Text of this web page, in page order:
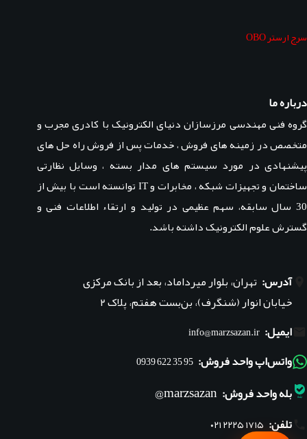
سرج ارستر OBO
درباره ما
گروه فنی مهندسی مرزسازان دنیای الکترونیک با کادری مجرب و
متخصص در زمینه های فروش ، خدمات پس از فروش راه حل های
پیشنهادی در مورد سیستم های مدار بسته ، وسایل نظارتی
ساختمان و تجهیزات شبکه ، مخابرات و IT توانسته است با بیش از
30 سال سابقه، سهم عظیمی در تولید و ارتقاء اطلاعات فنی و
گسترش علوم الکترونیک داشته باشد.
آدرس: تهران، بلوار میرداماد، بعد از بانک مرکزی
خیابان انوار (شنگرف)، بن‌بست هفتم، پلاک ۲
ایمیل: info@marzsazan.ir
واتس‌اپ واحد فروش: 95 35 622 0939
بله واحد فروش: marzsazan@
تلفن: ۰۲۱ ۲۲۲۵ ۱۷۱۵